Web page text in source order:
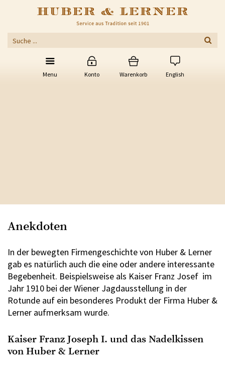
Menu Konto Warenkorb English
Anekdoten
In der bewegten Firmengeschichte von Huber & Lerner
gab es natürlich auch die eine oder andere interessante
Begebenheit. Beispielsweise als Kaiser Franz Josef im
Jahr 1910 bei der Wiener Jagdausstellung in der
Rotunde auf ein besonderes Produkt der Firma Huber &
Lerner aufmerksam wurde.
Kaiser Franz Joseph I. und das Nadelkissen
von Huber & Lerner